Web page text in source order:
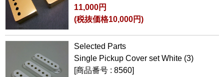
11,000円
(税抜価格10,000円)
Selected Parts
Single Pickup Cover set White (3)
[商品番号 : 8560]